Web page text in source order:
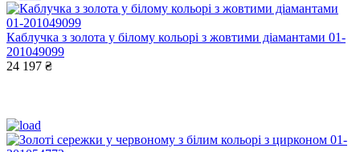
Каблучка з золота у білому кольорі з жовтими діамантами 01-
201049099
24 197 ₴